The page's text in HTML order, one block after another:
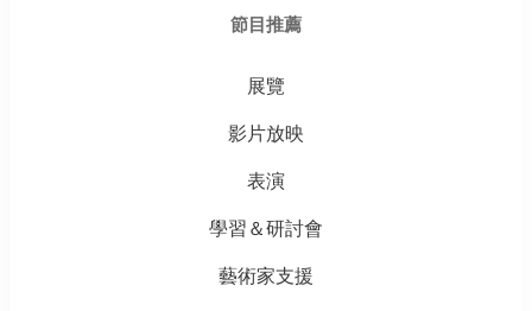
節目推薦
展覽
影片放映
表演
學習＆研討會
藝術家支援